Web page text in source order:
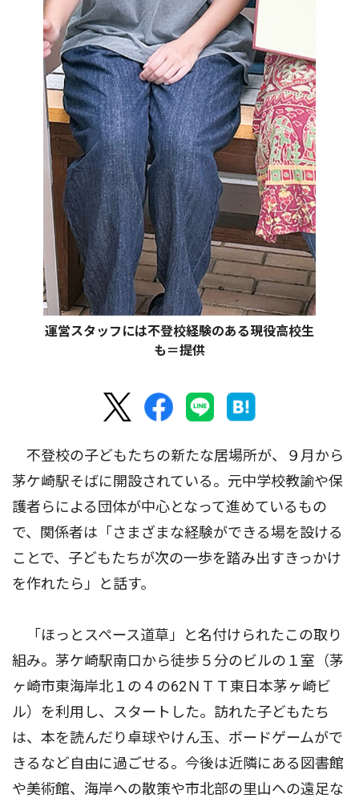
運営スタッフには不登校経験のある現役高校生
も＝提供
不登校の子どもたちの新たな居場所が、９月から
茅ケ崎駅そばに開設されている。元中学校教諭や保
護者らによる団体が中心となって進めているもの
で、関係者は「さまざまな経験ができる場を設ける
ことで、子どもたちが次の一歩を踏み出すきっかけ
を作れたら」と話す。
「ほっとスペース道草」と名付けられたこの取り
組み。茅ケ崎駅南口から徒歩５分のビルの１室（茅
ヶ崎市東海岸北１の４の62ＮＴＴ東日本茅ヶ崎ビ
ル）を利用し、スタートした。訪れた子どもたち
は、本を読んだり卓球やけん玉、ボードゲームがで
きるなど自由に過ごせる。今後は近隣にある図書館
や美術館、海岸への散策や市北部の里山への遠足な